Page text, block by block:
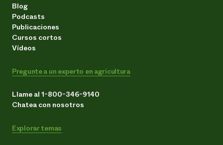
Blog
Podcasts
Publicaciones
Cursos cortos
Vídeos
Pregunte a un experto en agricultura
Llame al 1-800-346-9140
Chatea con nosotros
Explorar temas